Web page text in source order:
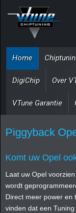
Home
DigiChip Over
VTune Garantie
Piggyback
Komt uw Opel
Laat uw Opel
wordt
Direct meer power en
vinden dat een